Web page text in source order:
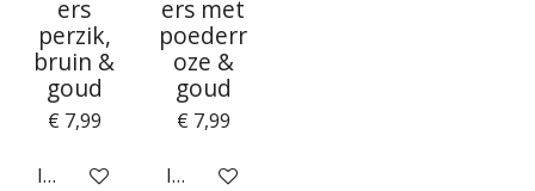
ers
perzik,
bruin &
goud
€ 7,99
In winkelwagen
ers met
poederr
oze &
goud
€ 7,99
In winkelwagen